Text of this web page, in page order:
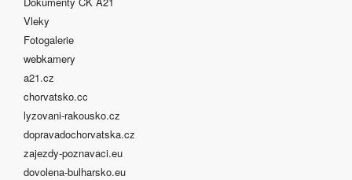
Vleky
Fotogalerie
webkamery
a21.cz
chorvatsko.cc
lyzovani-rakousko.cz
dopravadochorvatska.cz
zajezdy-poznavaci.eu
dovolena-bulharsko.eu